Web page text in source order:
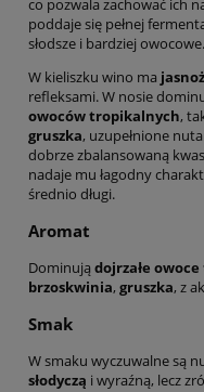
co pozwala zachować ich
poddaje się pełnej
słodsze i bardziej owocowe.
W kieliszku wino ma
refleksami. W nosie
owoców tropikalnych,
gruszka, uzupełnione
dobrze zbalansowaną
nadaje mu łagodny
średnio długi.
Aromat
Dominują dojrzałe
brzoskwinia, gruszka, z
Smak
W smaku wyczuwalne są
słodyczą i wyraźną, lecz